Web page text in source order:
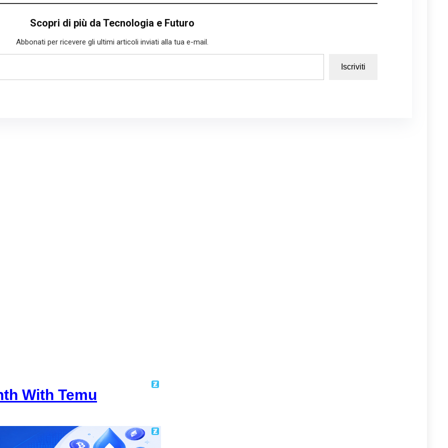
Scopri di più da Tecnologia e Futuro
Abbonati per ricevere gli ultimi articoli inviati alla tua e-mail.
Iscriviti